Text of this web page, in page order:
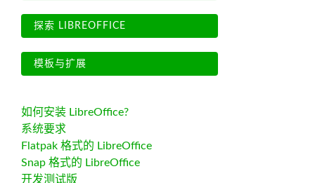
探索 LIBREOFFICE
模板与扩展
如何安装 LibreOffice?
系统要求
Flatpak 格式的 LibreOffice
Snap 格式的 LibreOffice
开发测试版